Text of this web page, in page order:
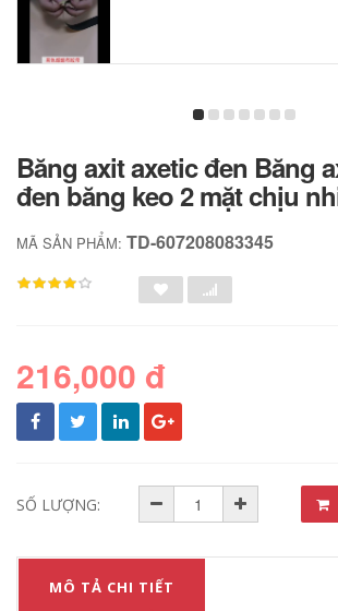
Băng axit axetic đen Băng
đen băng keo 2 mặt chịu
MÃ SẢN PHẨM: TD-607208083345
216,000 đ
SỐ LƯỢNG:
MÔ TẢ CHI TIẾT